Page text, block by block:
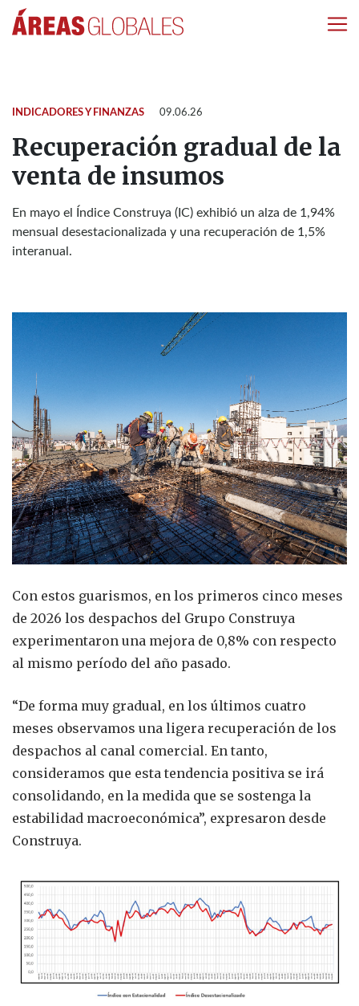
INDICADORES Y FINANZAS 09.06.26
Recuperación gradual de la
venta de insumos
En mayo el Índice Construya (IC) exhibió un alza de 1,94%
mensual desestacionalizada y una recuperación de 1,5%
interanual.
Con estos guarismos, en los primeros cinco meses
de 2026 los despachos del Grupo Construya
experimentaron una mejora de 0,8% con respecto
al mismo período del año pasado.
“De forma muy gradual, en los últimos cuatro
meses observamos una ligera recuperación de los
despachos al canal comercial. En tanto,
consideramos que esta tendencia positiva se irá
consolidando, en la medida que se sostenga la
estabilidad macroeconómica”, expresaron desde
Construya.